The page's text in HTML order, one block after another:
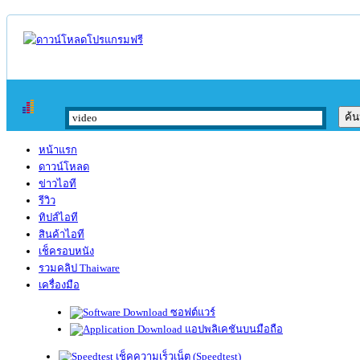
หน้าแรก
ดาวน์โหลด
ข่าวไอที
รีวิว
ทิปส์ไอที
สินค้าไอที
เช็ครอบหนัง
รวมคลิป Thaiware
เครื่องมือ
ซอฟต์แวร์
แอปพลิเคชันบนมือถือ
เช็คความเร็วเน็ต (Speedtest)